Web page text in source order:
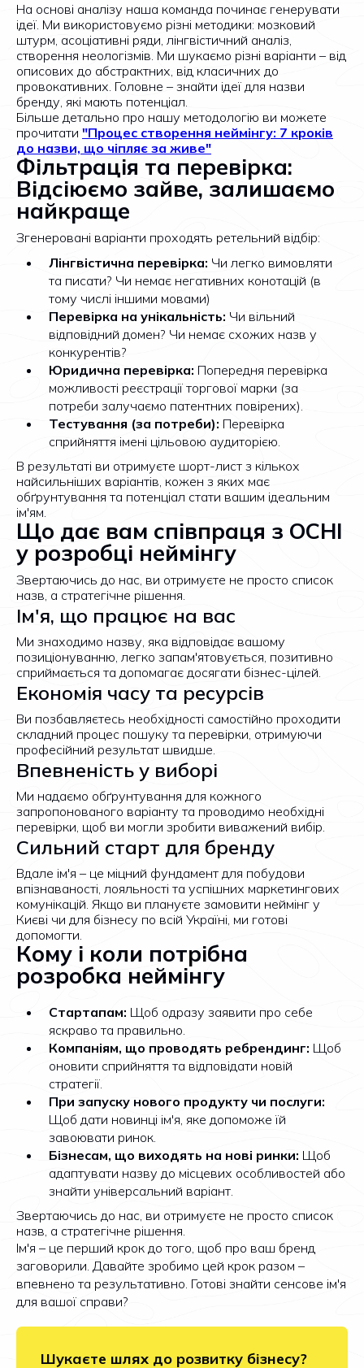
На основі аналізу наша команда починає генерувати
ідеї. Ми використовуємо різні методики: мозковий
штурм, асоціативні ряди, лінгвістичний аналіз,
створення неологізмів. Ми шукаємо різні варіанти – від
описових до абстрактних, від класичних до
провокативних. Головне – знайти ідеї для назви
бренду, які мають потенціал.
Більше детально про нашу методологію ви можете
прочитати "Процес створення неймінгу: 7 кроків
до назви, що чіпляє за живе"
Фільтрація та перевірка:
Відсіюємо зайве, залишаємо
найкраще
Згенеровані варіанти проходять ретельний відбір:
Лінгвістична перевірка: Чи легко вимовляти
та писати? Чи немає негативних конотацій (в
тому числі іншими мовами)
Перевірка на унікальність: Чи вільний
відповідний домен? Чи немає схожих назв у
конкурентів?
Юридична перевірка: Попередня перевірка
можливості реєстрації торгової марки (за
потреби залучаємо патентних повірених).
Тестування (за потреби): Перевірка
сприйняття імені цільовою аудиторією.
В результаті ви отримуєте шорт-лист з кількох
найсильніших варіантів, кожен з яких має
обґрунтування та потенціал стати вашим ідеальним
ім'ям.
Що дає вам співпраця з OCHI
у розробці неймінгу
Звертаючись до нас, ви отримуєте не просто список
назв, а стратегічне рішення.
Ім'я, що працює на вас
Ми знаходимо назву, яка відповідає вашому
позиціонуванню, легко запам'ятовується, позитивно
сприймається та допомагає досягати бізнес-цілей.
Економія часу та ресурсів
Ви позбавляєтесь необхідності самостійно проходити
складний процес пошуку та перевірки, отримуючи
професійний результат швидше.
Впевненість у виборі
Ми надаємо обґрунтування для кожного
запропонованого варіанту та проводимо необхідні
перевірки, щоб ви могли зробити виважений вибір.
Сильний старт для бренду
Вдале ім'я – це міцний фундамент для побудови
впізнаваності, лояльності та успішних маркетингових
комунікацій. Якщо ви плануєте замовити неймінг у
Києві чи для бізнесу по всій Україні, ми готові
допомогти.
Кому і коли потрібна
розробка неймінгу
Стартапам: Щоб одразу заявити про себе
яскраво та правильно.
Компаніям, що проводять ребрендинг: Щоб
оновити сприйняття та відповідати новій
стратегії.
При запуску нового продукту чи послуги:
Щоб дати новинці ім'я, яке допоможе їй
завоювати ринок.
Бізнесам, що виходять на нові ринки: Щоб
адаптувати назву до місцевих особливостей або
знайти універсальний варіант.
Звертаючись до нас, ви отримуєте не просто список
назв, а стратегічне рішення.
Ім'я – це перший крок до того, щоб про ваш бренд
заговорили. Давайте зробимо цей крок разом –
впевнено та результативно. Готові знайти сенсове ім'я
для вашої справи?
Шукаєте шлях до розвитку бізнесу?